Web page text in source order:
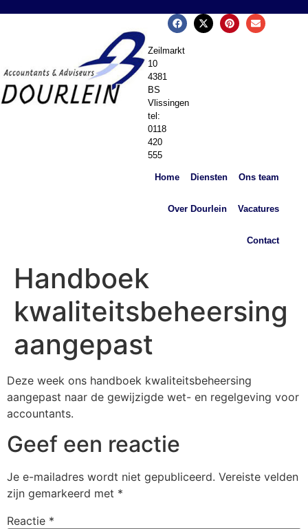
Zeilmarkt
10
4381
BS
Vlissingen
tel:
0118
420
555
Home Diensten Ons team
Over Dourlein Vacatures
Contact
Handboek
kwaliteitsbeheersing
aangepast
Deze week ons handboek kwaliteitsbeheersing
aangepast naar de gewijzigde wet- en regelgeving voor
accountants.
Geef een reactie
Je e-mailadres wordt niet gepubliceerd. Vereiste velden
zijn gemarkeerd met *
Reactie *